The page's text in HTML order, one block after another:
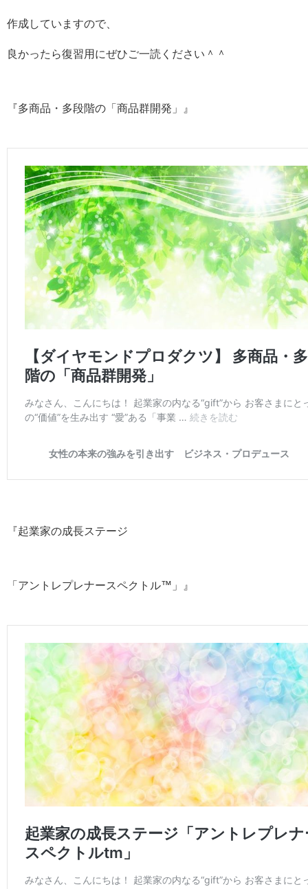
作成していますので、
良かったら復習用にぜひご一読ください＾＾
『多商品・多段階の「商品群開発」』
『起業家の成長ステージ
「アントレプレナースペクトル™️」』